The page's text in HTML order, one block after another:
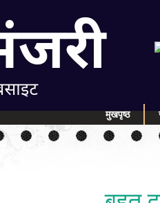
मुखपृष्ठ